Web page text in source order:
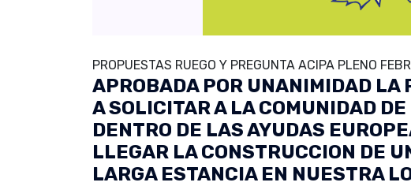
PROPUESTAS RUEGO Y PREGUNTA ACIPA PLENO
APROBADA POR UNANIMIDAD LA
A SOLICITAR A LA COMUNIDAD
DENTRO DE LAS AYUDAS
LLEGAR LA CONSTRUCCION DE
LARGA ESTANCIA EN NUESTRA